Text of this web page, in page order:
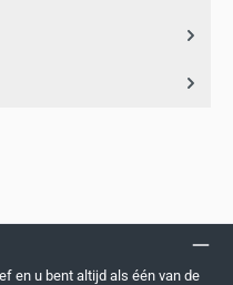
en u bent altijd als één van de